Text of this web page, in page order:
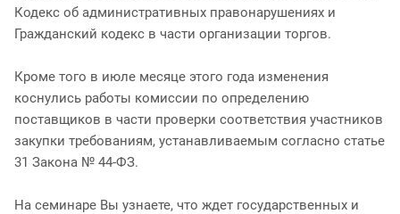
Кодекс об административных правонарушениях и
Гражданский кодекс в части организации торгов.
Кроме того в июле месяце этого года изменения
коснулись работы комиссии по определению
поставщиков в части проверки соответствия участников
закупки требованиям, устанавливаемым согласно статье
31 Закона № 44-ФЗ.
На семинаре Вы узнаете, что ждет государственных и